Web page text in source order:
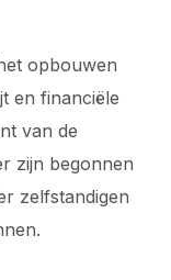
opbouwen
en financiële
van de
zijn begonnen
zelfstandigen